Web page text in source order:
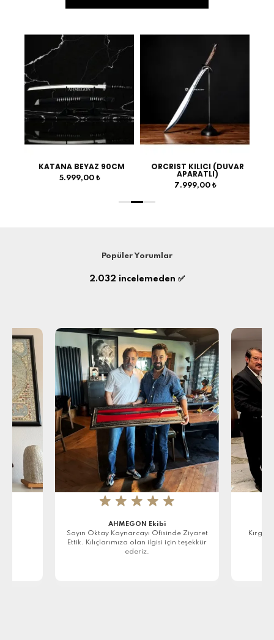
KATANA BEYAZ 90CM
5.999,00 ₺
ORCRIST KILICI (DUVAR
APARATLI)
7.999,00 ₺
Popüler Yorumlar
2.032 incelemeden ✅
★ ★ ★ ★ ★
AHMEGON Ekibi
Sayın Oktay Kaynarcayı Ofisinde Ziyaret
Ettik. Kılıçlarımıza olan ilgisi için teşekkür
ederiz.